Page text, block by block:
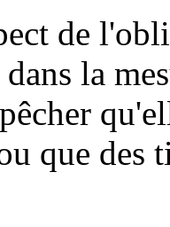
de
la
que des